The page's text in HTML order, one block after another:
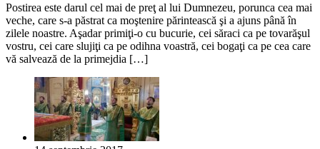
Postirea este darul cel mai de preţ al lui Dumnezeu, porunca cea mai
veche, care s-a păstrat ca moştenire părintească şi a ajuns până în
zilele noastre. Aşadar primiţi-o cu bucurie, cei săraci ca pe tovarăşul
vostru, cei care slujiţi ca pe odihna voastră, cei bogaţi ca pe cea care
vă salvează de la primejdia […]